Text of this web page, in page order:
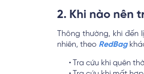
2. Khi nào nên
Thông thường, khi
nhiên, theo RedBag
Tra cứu khi quên